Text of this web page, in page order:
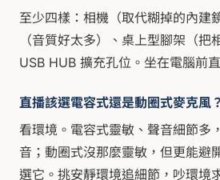
至少四樣：相機（取代糊掉的內建
（音質好太多）、桌上型腳架（把
USB HUB 擴充孔位。坐在電腦前
直播該選電容式還是動圈式麥克風？
看環境。電容式靈敏、聲音細節多
音；動圈式沒那麼靈敏，但更能避
選它。挑安靜環境追細節，吵環境